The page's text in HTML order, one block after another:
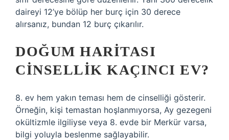
daireyi 12’ye bölüp her burç için 30 derece
alırsanız, bundan 12 burç çıkarılır.
DOĞUM HARITASI
CINSELLIK KAÇINCI EV?
8. ev hem yakın teması hem de cinselliği gösterir.
Örneğin, kişi temastan hoşlanmıyorsa, Ay gezegeni
okültizmle ilgiliyse veya 8. evde bir Merkür varsa,
bilgi yoluyla beslenme sağlayabilir.